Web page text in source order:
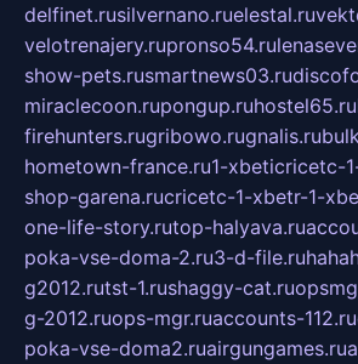
delfinet.rusilvernano.ruelestal.ru
velotrenajery.rupronso54.ru
show-pets.rusmartnews03.ru
miraclecoon.rupongup.ruhostel65.ru
firehunters.rugribowo.rugnalis.ru
hometown-france.ru1-xbeticricetc-
shop-garena.rucricetc-1-xbetr-1-
one-life-story.rutop-halyava.ru
poka-vse-doma-2.ru3-d-file.ru
g2012.rutst-1.rushaggy-cat.ru
g-2012.ruops-mgr.ruaccounts-112.ru
poka-vse-doma2.ruairgungames.ru